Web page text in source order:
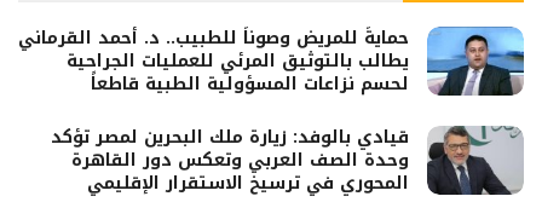
حمايةً للمريض وصوناً للطبيب.. د. أحمد القرماني
يطالب بالتوثيق المرئي للعمليات الجراحية
لحسم نزاعات المسؤولية الطبية قاطعاً
قيادي بالوفد: زيارة ملك البحرين لمصر تؤكد
وحدة الصف العربي وتعكس دور القاهرة
المحوري في ترسيخ الاستقرار الإقليمي